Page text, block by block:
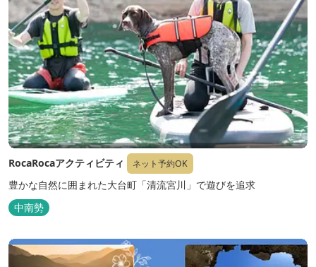
RocaRocaアクティビティ ネット予約OK
豊かな自然に囲まれた大台町「清流宮川」で遊びを追求
中南勢